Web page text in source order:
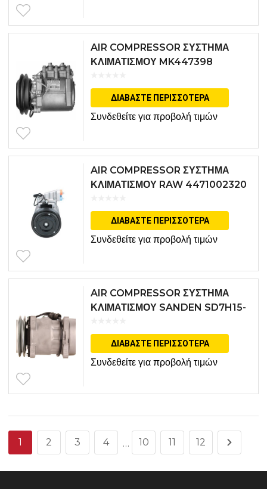
AIR COMPRESSOR ΣΥΣΤΗΜΑ
ΚΛΙΜΑΤΙΣΜΟΥ MK447398
ΔΙΑΒΆΣΤΕ ΠΕΡΙΣΣΌΤΕΡΑ
Συνδεθείτε για προβολή τιμών
AIR COMPRESSOR ΣΥΣΤΗΜΑ
ΚΛΙΜΑΤΙΣΜΟΥ RAW 4471002320
ΔΙΑΒΆΣΤΕ ΠΕΡΙΣΣΌΤΕΡΑ
Συνδεθείτε για προβολή τιμών
AIR COMPRESSOR ΣΥΣΤΗΜΑ
ΚΛΙΜΑΤΙΣΜΟΥ SANDEN SD7H15-
ΔΙΑΒΆΣΤΕ ΠΕΡΙΣΣΌΤΕΡΑ
Συνδεθείτε για προβολή τιμών
1 2 3 4 … 10 11 12